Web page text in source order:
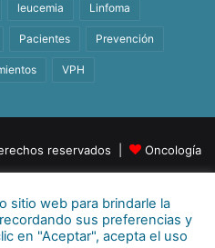
leucemia Linfoma
Pacientes Prevención
VPH
reservados |
Oncología
mail:info@behealthpr.com
sitio web para brindarle la
sus preferencias y
en "Aceptar", acepta el uso